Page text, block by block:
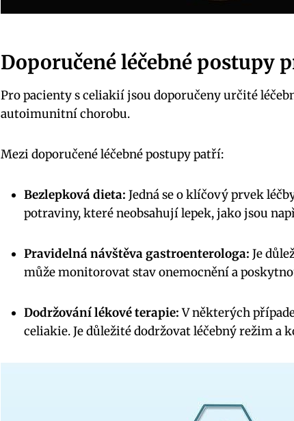
Doporučené léčebné postupy
Pro pacienty s celiakií jsou doporučeny určité
autoimunitní chorobu.
Mezi doporučené léčebné postupy patří:
Bezlepková dieta: Jedná se o klíčový prvek
potraviny, které neobsahují lepek, jako jsou
Pravidelná návštěva gastroenterologa: Je
může monitorovat stav onemocnění a
Dodržování lékové terapie:V některých
celiakie. Je důležité dodržovat léčebný režim a